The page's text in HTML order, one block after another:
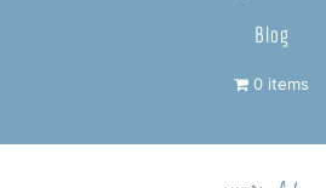
Blog
0 items